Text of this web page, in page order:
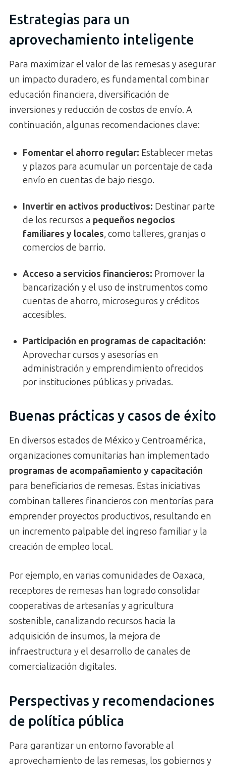
Estrategias para un
aprovechamiento inteligente
Para maximizar el valor de las remesas y asegurar
un impacto duradero, es fundamental combinar
educación financiera, diversificación de
inversiones y reducción de costos de envío. A
continuación, algunas recomendaciones clave:
Fomentar el ahorro regular: Establecer metas
y plazos para acumular un porcentaje de cada
envío en cuentas de bajo riesgo.
Invertir en activos productivos: Destinar parte
de los recursos a pequeños negocios
familiares y locales, como talleres, granjas o
comercios de barrio.
Acceso a servicios financieros: Promover la
bancarización y el uso de instrumentos como
cuentas de ahorro, microseguros y créditos
accesibles.
Participación en programas de capacitación:
Aprovechar cursos y asesorías en
administración y emprendimiento ofrecidos
por instituciones públicas y privadas.
Buenas prácticas y casos de éxito
En diversos estados de México y Centroamérica,
organizaciones comunitarias han implementado
programas de acompañamiento y capacitación
para beneficiarios de remesas. Estas iniciativas
combinan talleres financieros con mentorías para
emprender proyectos productivos, resultando en
un incremento palpable del ingreso familiar y la
creación de empleo local.
Por ejemplo, en varias comunidades de Oaxaca,
receptores de remesas han logrado consolidar
cooperativas de artesanías y agricultura
sostenible, canalizando recursos hacia la
adquisición de insumos, la mejora de
infraestructura y el desarrollo de canales de
comercialización digitales.
Perspectivas y recomendaciones
de política pública
Para garantizar un entorno favorable al
aprovechamiento de las remesas, los gobiernos y